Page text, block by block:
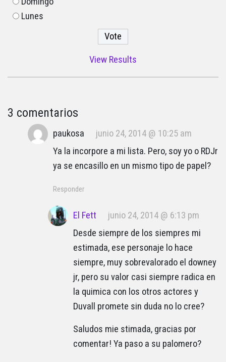
Lunes
View Results
3 comentarios
paukosa
junio 24, 2014 @ 10:25 am
Ya la incorpore a mi lista. Pero, soy yo o RDJr
ya se encasillo en un mismo tipo de papel?
Responder
El Fett
junio 24, 2014 @ 6:13 pm
Desde siempre de los siempres mi
estimada, ese personaje lo hace
siempre, muy sobrevalorado el downey
jr, pero su valor casi siempre radica en
la quimica con los otros actores y
Duvall promete sin duda no lo cree?
Saludos mie stimada, gracias por
comentar! Ya paso a su palomero?